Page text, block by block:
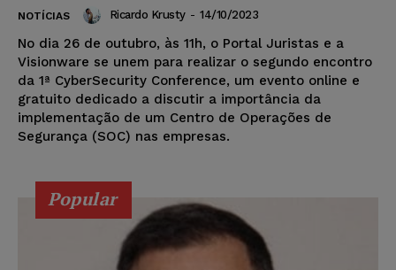
NOTÍCIAS Ricardo Krusty - 14/10/2023
No dia 26 de outubro, às 11h, o Portal Juristas e a
Visionware se unem para realizar o segundo encontro
da 1ª CyberSecurity Conference, um evento online e
gratuito dedicado a discutir a importância da
implementação de um Centro de Operações de
Segurança (SOC) nas empresas.
Popular